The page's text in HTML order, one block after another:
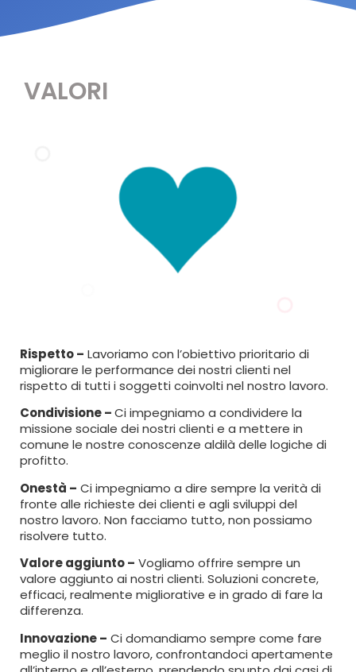
VALORI
Rispetto – Lavoriamo con l’obiettivo prioritario di
migliorare le performance dei nostri clienti nel
rispetto di tutti i soggetti coinvolti nel nostro lavoro.
Condivisione –Ci impegniamo a condividere la
missione sociale dei nostri clienti e a mettere in
comune le nostre conoscenze aldilà delle logiche di
profitto.
Onestà – Ci impegniamo a dire sempre la verità di
fronte alle richieste dei clienti e agli sviluppi del
nostro lavoro. Non facciamo tutto, non possiamo
risolvere tutto.
Valore aggiunto – Vogliamo offrire sempre un
valore aggiunto ai nostri clienti. Soluzioni concrete,
efficaci, realmente migliorative e in grado di fare la
differenza.
Innovazione – Ci domandiamo sempre come fare
meglio il nostro lavoro, confrontandoci apertamente